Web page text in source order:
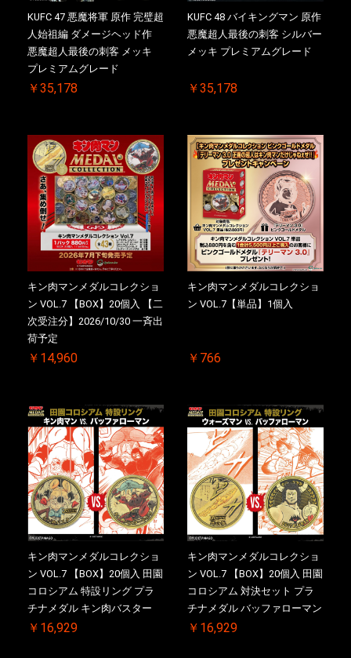
KUFC 47 悪魔将軍 原作 完璧超
人始祖編 ダメージヘッド作
悪魔超人最後の刺客 メッキ
プレミアムグレード
￥35,178
KUFC 48 バイキングマン 原作
悪魔超人最後の刺客 シルバー
メッキ プレミアムグレード
￥35,178
キン肉マンメダルコレクショ
ン VOL.7 【BOX】20個入 【二
次受注分】2026/10/30 一斉出
荷予定
￥14,960
キン肉マンメダルコレクショ
ン VOL.7【単品】1個入
￥766
キン肉マンメダルコレクショ
ン VOL.7 【BOX】20個入 田園
コロシアム 特設リング プラ
チナメダル キン肉バスター
VS. キン肉バスターやぶり ケ
￥16,929
キン肉マンメダルコレクショ
ン VOL.7 【BOX】20個入 田園
コロシアム 対決セット プラ
チナメダル バッファローマン
2.0 顎髭 Ver. VS. 光の矢 ケー
￥16,929